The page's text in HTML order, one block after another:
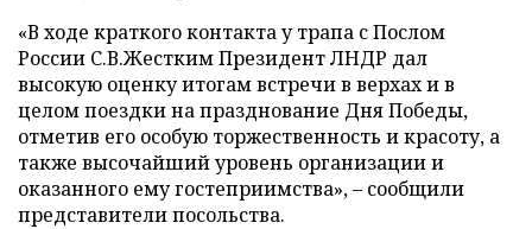
«В ходе краткого контакта у трапа с Послом
России С.В.Жестким Президент ЛНДР дал
высокую оценку итогам встречи в верхах и в
целом поездки на празднование Дня Победы,
отметив его особую торжественность и красоту, а
также высочайший уровень организации и
оказанного ему гостеприимства», – сообщили
представители посольства.